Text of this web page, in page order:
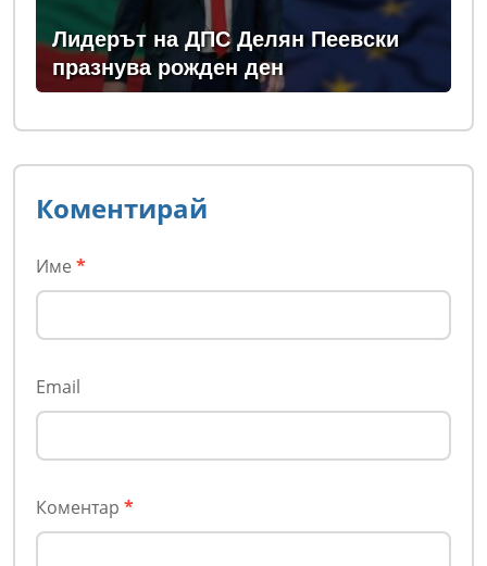
Лидерът на ДПС Делян Пеевски
празнува рожден ден
Коментирай
Име *
Email
Коментар *